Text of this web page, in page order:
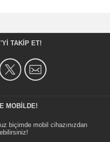
TAKIP ET!
MOBILDE!
biçimde mobil cihazınızdan